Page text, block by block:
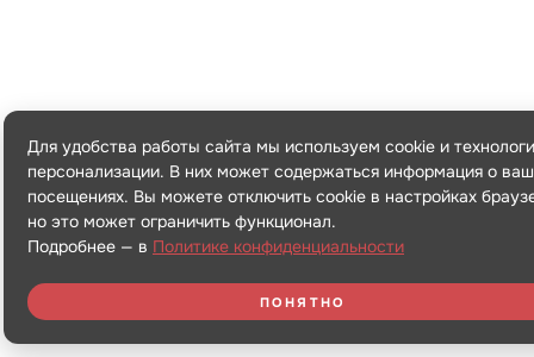
Для удобства работы сайта мы используем cookie и
персонализации. В них может содержаться информация о
посещениях. Вы можете отключить cookie в настройках
но это может ограничить функционал.
Подробнее — в Политике конфиденциальности
ПОНЯТНО